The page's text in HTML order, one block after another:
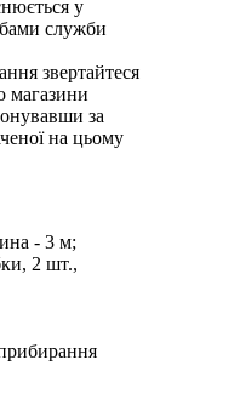
у
служби
звертайтеся
магазини
за
на цьому
- 3 м;
2 шт.,